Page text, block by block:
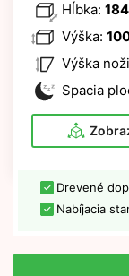
Hĺbka:
Výška:
Výška
Spacia
Drevené
Nabíjacia